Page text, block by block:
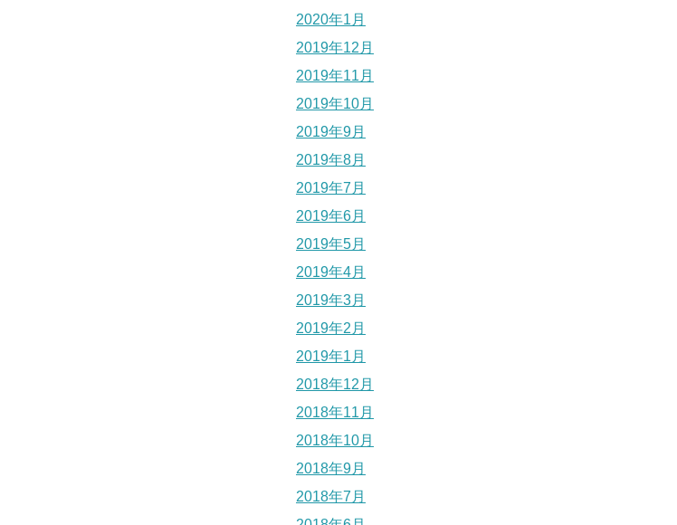
2020年1月
2019年12月
2019年11月
2019年10月
2019年9月
2019年8月
2019年7月
2019年6月
2019年5月
2019年4月
2019年3月
2019年2月
2019年1月
2018年12月
2018年11月
2018年10月
2018年9月
2018年7月